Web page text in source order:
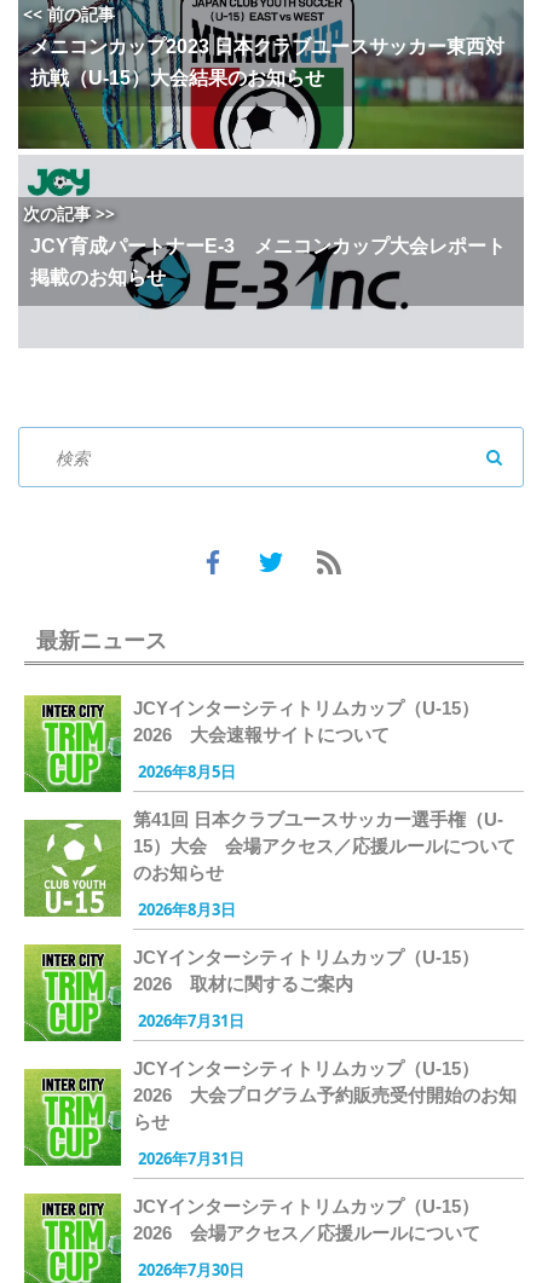
<< 前の記事
メニコンカップ2023 日本クラブユースサッカー東西対
抗戦（U-15）大会結果のお知らせ
次の記事 >>
JCY育成パートナーE-3 メニコンカップ大会レポート
掲載のお知らせ
最新ニュース
JCYインターシティトリムカップ（U-15）
2026 大会速報サイトについて
2026年8月5日
第41回 日本クラブユースサッカー選手権（U-
15）大会 会場アクセス／応援ルールについて
のお知らせ
2026年8月3日
JCYインターシティトリムカップ（U-15）
2026 取材に関するご案内
2026年7月31日
JCYインターシティトリムカップ（U-15）
2026 大会プログラム予約販売受付開始のお知
らせ
2026年7月31日
JCYインターシティトリムカップ（U-15）
2026 会場アクセス／応援ルールについて
2026年7月30日